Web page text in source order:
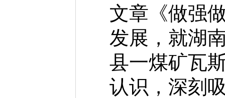
文章《做强
发展，就湖
县一煤矿瓦
认识，深刻